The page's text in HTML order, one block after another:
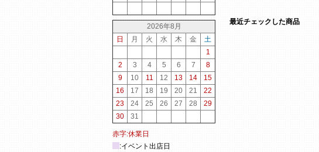
最近チェックした商品
2026年8月
日
月 火 水 木 金
土
1
2
3 4 5 6 7
8
9
10 11 12 13 14
15
16
17 18 19 20 21
22
23
24 25 26 27 28
29
30
31
赤字:休業日
:イベント出店日